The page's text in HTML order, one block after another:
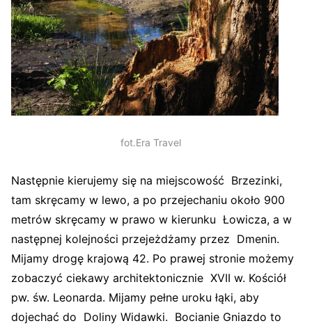
fot.Era Travel
Następnie kierujemy się na miejscowość Brzezinki,
tam skręcamy w lewo, a po przejechaniu około 900
metrów skręcamy w prawo w kierunku Łowicza, a w
następnej kolejności przejeżdżamy przez Dmenin.
Mijamy drogę krajową 42. Po prawej stronie możemy
zobaczyć ciekawy architektonicznie XVII w. Kościół
pw. św. Leonarda. Mijamy pełne uroku łąki, aby
dojechać do Doliny Widawki. Bocianie Gniazdo to